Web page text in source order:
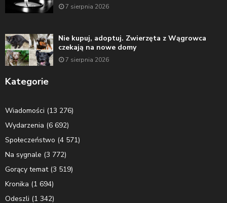
7 sierpnia 2026
Nie kupuj, adoptuj. Zwierzęta z Wągrowca
czekają na nowe domy
7 sierpnia 2026
Kategorie
Wiadomości (13 276)
Wydarzenia (6 692)
Społeczeństwo (4 571)
Na sygnale (3 772)
Gorący temat(3 519)
Kronika (1 694)
Odeszli (1 342)